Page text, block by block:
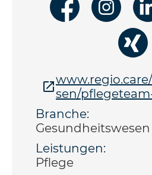
sen/
Branche:
Gesundheitswesen
Leistungen:
Pflege